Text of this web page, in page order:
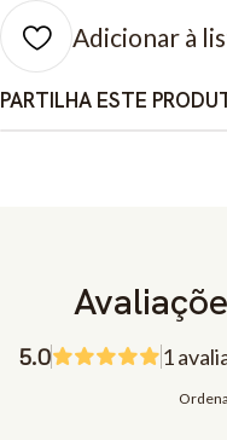
Adicionar à
PARTILHA ESTE
5.0 1